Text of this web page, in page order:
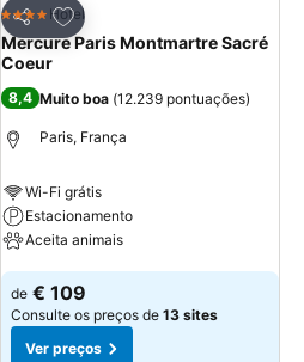
Partilhar
Adicionar aos favoritos
4 EstrelasHotel
Mercure Paris Montmartre Sacré
Coeur
8,4 Muito boa (12.239 pontuações)
Paris, França
Wi-Fi grátis
Estacionamento
Aceita animais
Ver preços
de € 109
Consulte os preços de 13 sites
Ver preços